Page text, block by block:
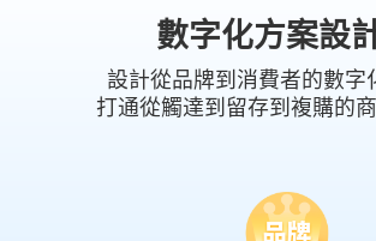
數字化方案設
設計從品牌到消費者的數字
打通從觸達到留存到複購的